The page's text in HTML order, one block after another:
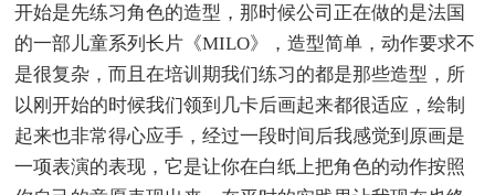
开始是先练习角色的造型，那时候公司正在做的是法国
的一部儿童系列长片《MILO》，造型简单，动作要求不
是很复杂，而且在培训期我们练习的都是那些造型，所
以刚开始的时候我们领到几卡后画起来都很适应，绘制
起来也非常得心应手，经过一段时间后我感觉到原画是
一项表演的表现，它是让你在白纸上把角色的动作按照